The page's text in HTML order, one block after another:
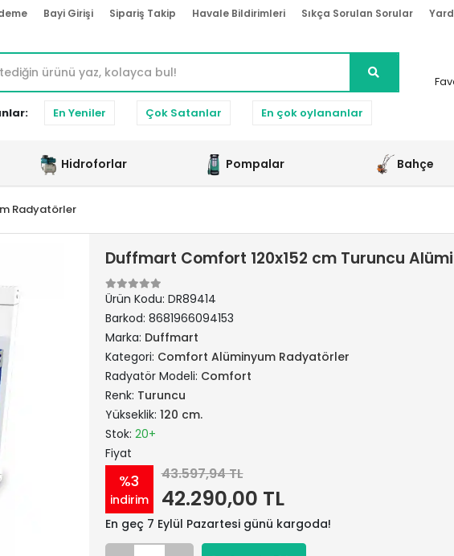
Bayi Girişi Sipariş Takip Havale Bildirimleri Sıkça Sorulan Sorular
En Yeniler Çok Satanlar En çok oylananlar
Hidroforlar Pompalar Bahçe
Radyatörler
Duffmart Comfort 120x152 cm Turuncu
Ürün Kodu: DR89414
Barkod: 8681966094153
Marka: Duffmart
Kategori: Comfort Alüminyum Radyatörler
Radyatör Modeli: Comfort
Renk: Turuncu
Yükseklik: 120 cm.
Stok: 20+
Fiyat
%3
indirim
43.597,94 TL
42.290,00 TL
En geç 7 Eylül Pazartesi günü kargoda!